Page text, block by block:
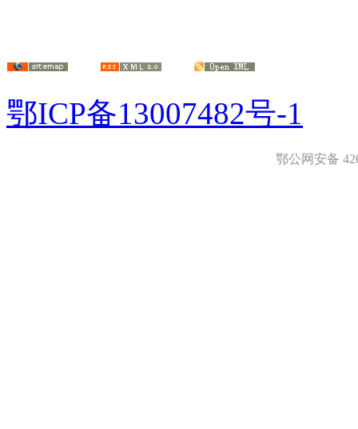
鄂ICP备13007482号-1
鄂公网安备